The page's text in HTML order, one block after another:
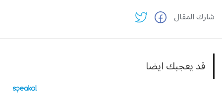
شارك المقال
قد يعجبك ايضا